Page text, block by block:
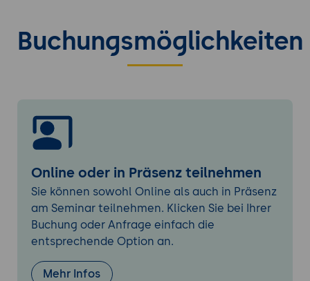
Aktuelle Entwicklungen im Bereich KI.
Planung von KI-Strategien für
Entwicklung eines individuellen Claude-
Projekts ohne Code.
Feedback.
Buchungsmöglichkeiten
Online oder in Präsenz teilnehmen
Sie können sowohl Online als auch in Präsenz
am Seminar teilnehmen. Klicken Sie bei Ihrer
Buchung oder Anfrage einfach die
entsprechende Option an.
Mehr Infos